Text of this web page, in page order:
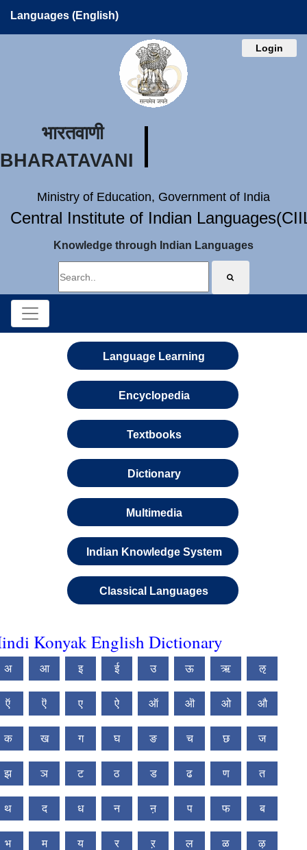
Languages (English)
Login
भारतवाणी
BHARATAVANI
Ministry of Education, Government of India
Central Institute of Indian
Knowledge through Indian Languages
Language Learning
Encyclopedia
Textbooks
Dictionary
Multimedia
Indian Knowledge System
Classical Languages
Konyak English Dictionary
अ आ इ ई उ ऊ ऋ ऌ
ऍ ऎ ए ऐ ऑ ऒ ओ औ
क ख ग घ ङ च छ ज
झ ञ ट ठ ड ढ ण त
थ द ध न ऩ प फ ब
भ म य र ऱ ल ळ ऴ